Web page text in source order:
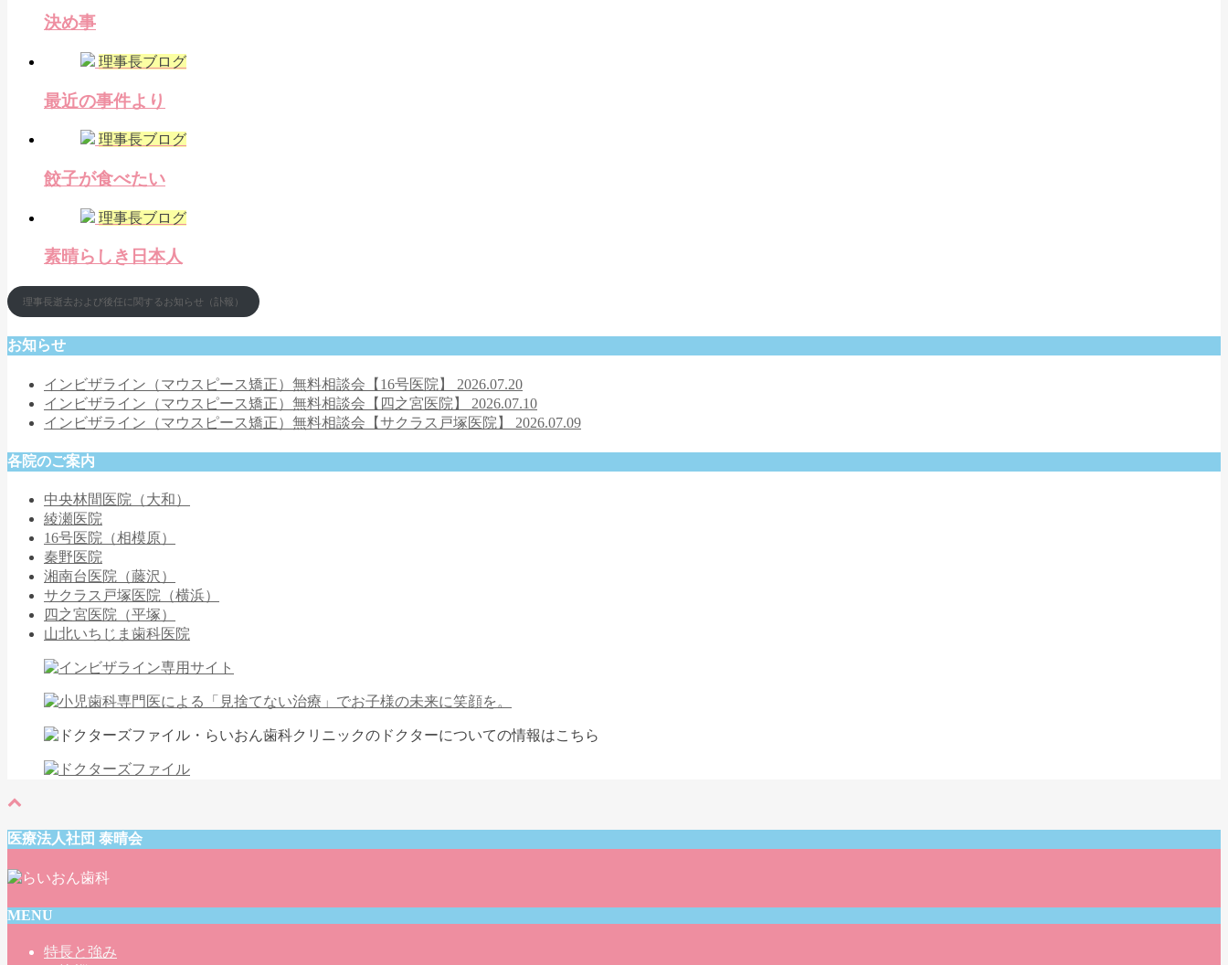
決め事
理事長ブログ
最近の事件より
理事長ブログ
餃子が食べたい
理事長ブログ
素晴らしき日本人
理事長逝去および後任に関するお知らせ（訃報）
お知らせ
インビザライン（マウスピース矯正）無料相談会【16号医院】 2026.07.20
インビザライン（マウスピース矯正）無料相談会【四之宮医院】 2026.07.10
インビザライン（マウスピース矯正）無料相談会【サクラス戸塚医院】 2026.07.09
各院のご案内
中央林間医院（大和）
綾瀬医院
16号医院（相模原）
秦野医院
湘南台医院（藤沢）
サクラス戸塚医院（横浜）
四之宮医院（平塚）
山北いちじま歯科医院
医療法人社団 泰晴会
MENU
特長と強み